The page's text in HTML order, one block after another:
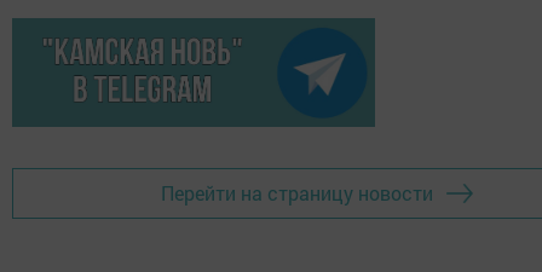
Перейти на страницу новости